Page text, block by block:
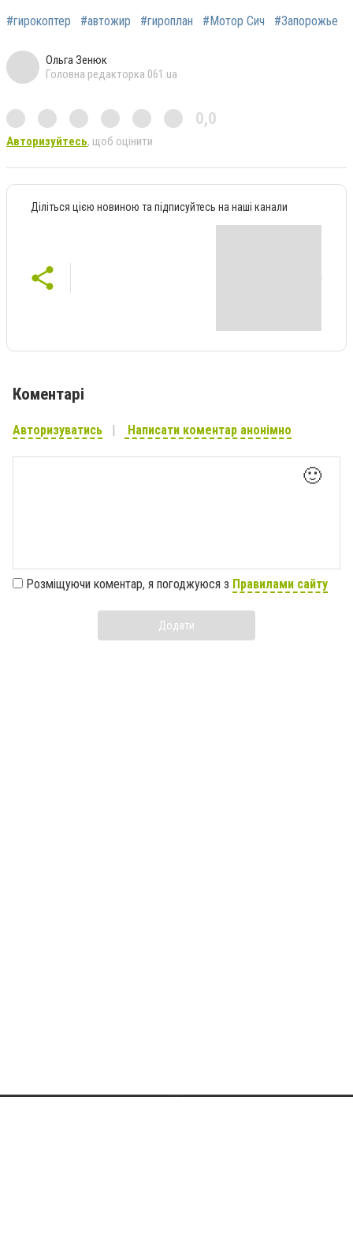
#гирокоптер #автожир #гироплан #Мотор Сич #Запорожье
Ольга Зенюк
Головна редакторка 061.ua
0,0
Авторизуйтесь, щоб оцінити
Діліться цією новиною та підписуйтесь на наші канали
Коментарі
Авторизуватись Написати коментар анонімно
🙂
Розміщуючи коментар, я погоджуюся з Правилами сайту
Додати